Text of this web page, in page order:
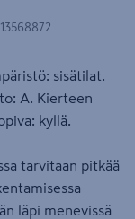
sisätilat.
A. Kierteen
kyllä.
tarvitaan pitkää
läpi menevissä